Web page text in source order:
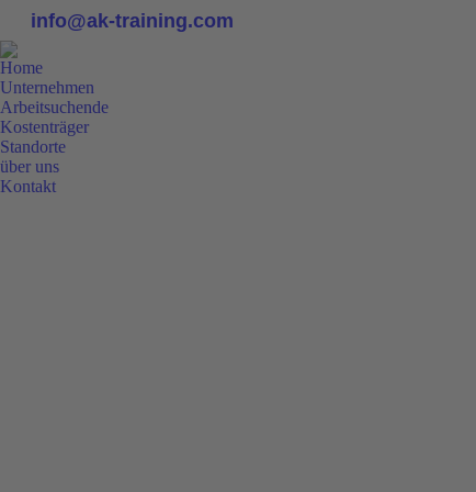
info@ak-training.com
Home
Unternehmen
Arbeitsuchende
Kostenträger
Standorte
über uns
Kontakt